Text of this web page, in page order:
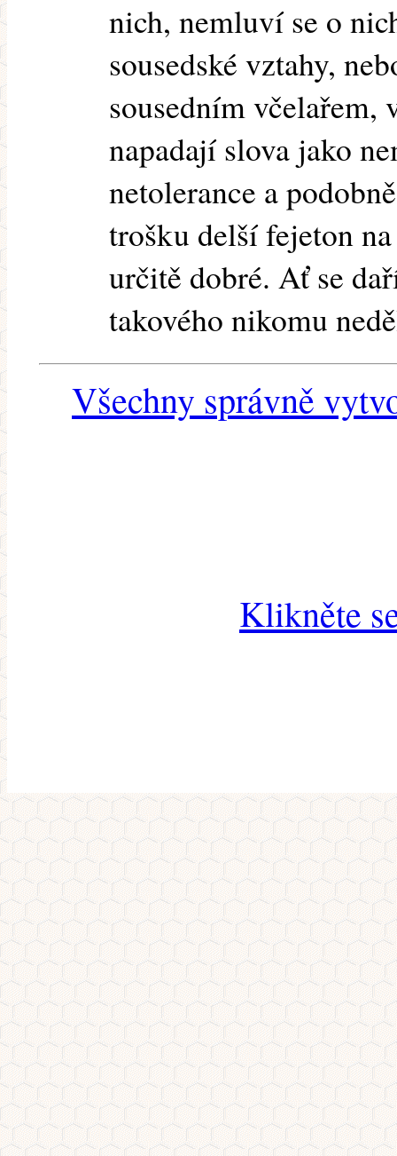
nich, nemluví se o
sousedské vztahy,
sousedním včelařem,
napadají slova jako
netolerance a
trošku delší fejeton
určitě dobré. Ať se
takového nikomu
Všechny správně
Klikněte